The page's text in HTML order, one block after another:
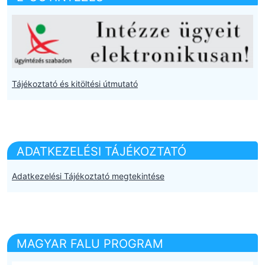
Tájékoztató és kitöltési útmutató
ADATKEZELÉSI TÁJÉKOZTATÓ
Adatkezelési Tájékoztató megtekintése
MAGYAR FALU PROGRAM